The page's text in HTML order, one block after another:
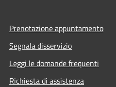
Prenotazione appuntamento
Segnala disservizio
Leggi le domande frequenti
Richiesta di assistenza